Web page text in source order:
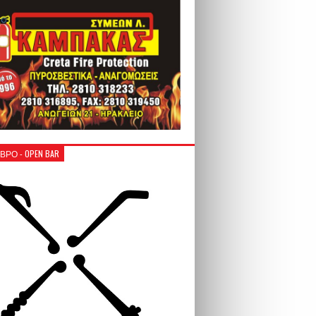
- OPEN BAR